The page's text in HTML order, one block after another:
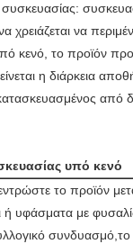
χρειάζεται να
κενό, το προϊόν
η διάρκεια
από
υπό κενό
το προϊόν
ή υφάσματα με